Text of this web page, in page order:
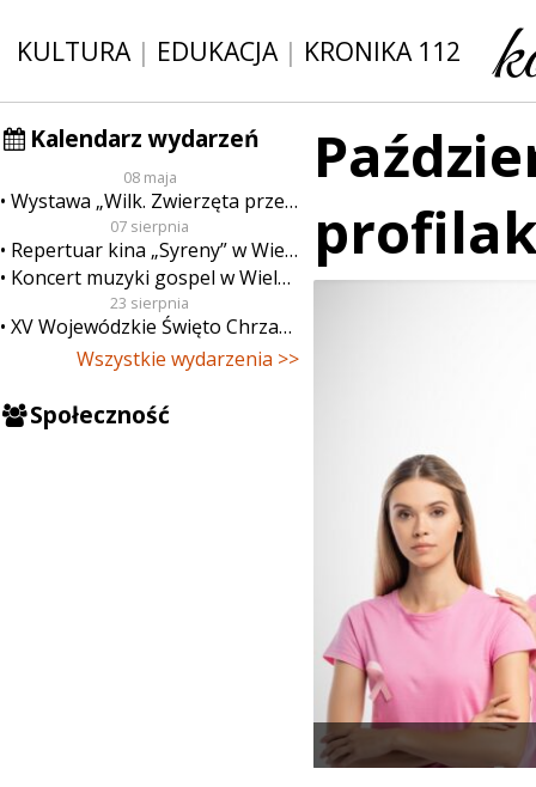
KULTURA| EDUKACJA| KRONIKA 112
Kalendarz wydarzeń
08 maja
Wystawa „Wilk. Zwierzęta przeklęte”
07 sierpnia
Repertuar kina „Syreny” w Wieluniu w dn. od 7 do 13 sierpnia
Koncert muzyki gospel w Wieluniu
23 sierpnia
XV Wojewódzkie Święto Chrzanu
Wszystkie wydarzenia >>
Społeczność